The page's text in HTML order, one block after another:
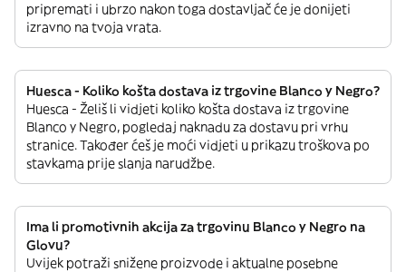
pripremati i ubrzo nakon toga dostavljač će je donijeti
izravno na tvoja vrata.
Huesca - Koliko košta dostava iz trgovine Blanco y Negro?
Huesca - Želiš li vidjeti koliko košta dostava iz trgovine
Blanco y Negro, pogledaj naknadu za dostavu pri vrhu
stranice. Također ćeš je moći vidjeti u prikazu troškova po
stavkama prije slanja narudžbe.
Ima li promotivnih akcija za trgovinu Blanco y Negro na
Glovu?
Uvijek potraži snižene proizvode i aktualne posebne